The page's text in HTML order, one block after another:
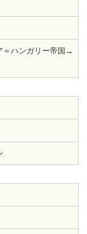
＝ハンガリー帝国→